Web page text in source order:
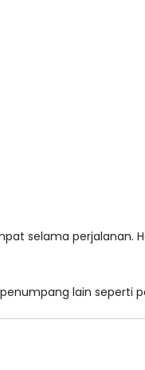
selama perjalanan.
lain seperti